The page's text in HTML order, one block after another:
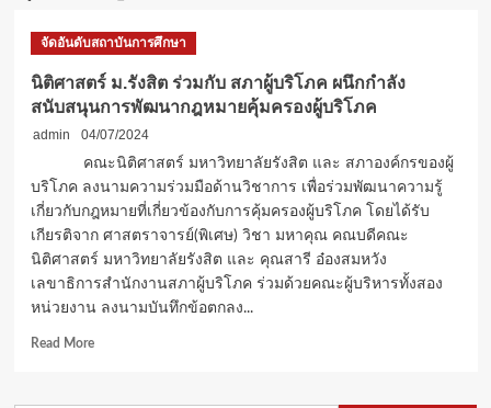
จัดอันดับสถาบันการศึกษา
นิติศาสตร์ ม.รังสิต ร่วมกับ สภาผู้บริโภค ผนึกกำลัง
สนับสนุนการพัฒนากฎหมายคุ้มครองผู้บริโภค
admin
04/07/2024
คณะนิติศาสตร์ มหาวิทยาลัยรังสิต และ สภาองค์กรของผู้
บริโภค ลงนามความร่วมมือด้านวิชาการ เพื่อร่วมพัฒนาความรู้
เกี่ยวกับกฎหมายที่เกี่ยวข้องกับการคุ้มครองผู้บริโภค โดยได้รับ
เกียรติจาก ศาสตราจารย์(พิเศษ) วิชา มหาคุณ คณบดีคณะ
นิติศาสตร์ มหาวิทยาลัยรังสิต และ คุณสารี อ๋องสมหวัง
เลขาธิการสำนักงานสภาผู้บริโภค ร่วมด้วยคณะผู้บริหารทั้งสอง
หน่วยงาน ลงนามบันทึกข้อตกลง...
Read MoreRead
นิติศาสตร์